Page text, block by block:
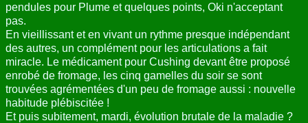
pendules pour Plume et quelques points, Oki n'acceptant
pas.
En vieillissant et en vivant un rythme presque indépendant
des autres, un complément pour les articulations a fait
miracle. Le médicament pour Cushing devant être proposé
enrobé de fromage, les cinq gamelles du soir se sont
trouvées agrémentées d'un peu de fromage aussi : nouvelle
habitude plébiscitée !
Et puis subitement, mardi, évolution brutale de la maladie ?